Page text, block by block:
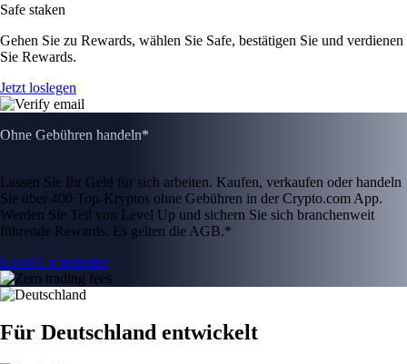
Safe staken
Gehen Sie zu Rewards, wählen Sie Safe, bestätigen Sie und verdienen
Sie Rewards.
Jetzt loslegen
Ohne Gebühren handeln*
Lassen Sie Ihr Geld für sich arbeiten. Kaufen, verkaufen oder handeln
Sie über 400 Top-Kryptos ohne Gebühren in der Crypto.com App.
Werden Sie Teil von Level Up und sichern Sie sich branchenweit
führende Rewards. Es gelten die AGB.*
Level Up beitreten
Für Deutschland entwickelt